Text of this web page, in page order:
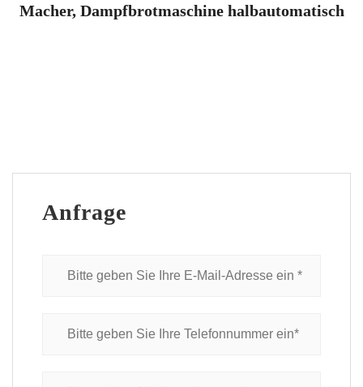
Macher, Dampfbrotmaschine halbautomatisch
Anfrage